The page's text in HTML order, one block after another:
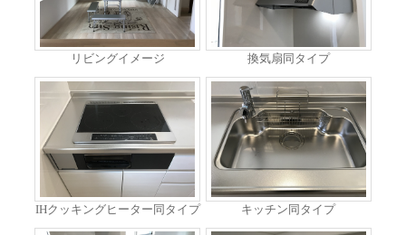
リビングイメージ 換気扇同タイプ
IHクッキングヒーター同タイプ キッチン同タイプ